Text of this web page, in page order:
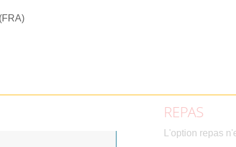
REPAS
L'option repas